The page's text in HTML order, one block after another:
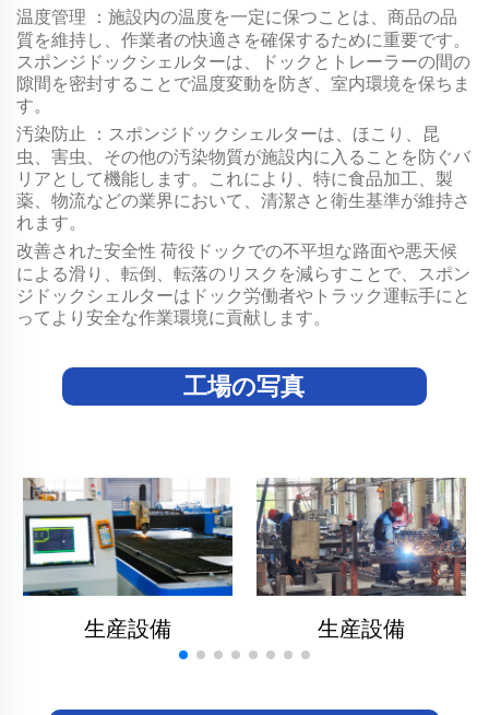
温度管理
：施設内の温度を一定に保つことは、商品の品
質を維持し、作業者の快適さを確保するために重要です。
スポンジドックシェルターは、ドックとトレーラーの間の
隙間を密封することで温度変動を防ぎ、室内環境を保ちま
す。
汚染防止
：スポンジドックシェルターは、ほこり、昆
虫、害虫、その他の汚染物質が施設内に入ることを防ぐバ
リアとして機能します。これにより、特に食品加工、製
薬、物流などの業界において、清潔さと衛生基準が維持さ
れます。
改善された安全性 荷役ドックでの不平坦な路面や悪天候
による滑り、転倒、転落のリスクを減らすことで、スポン
ジドックシェルターはドック労働者やトラック運転手にと
ってより安全な作業環境に貢献します。
工場の写真
生産設備 生産設備